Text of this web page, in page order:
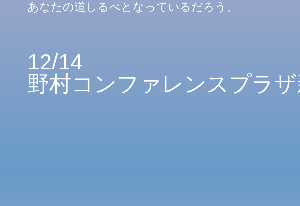
​あなたの道しるべとなっているだろう。
12/14
野村コンファレンスプラ